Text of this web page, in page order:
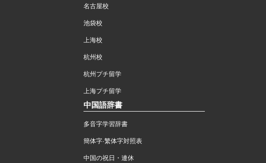
名古屋校
池袋校
上海校
杭州校
杭州プチ留学
上海プチ留学
中国語辞書
多音字学習辞書
簡体字·繁体字対照表
中国の祝日・連休